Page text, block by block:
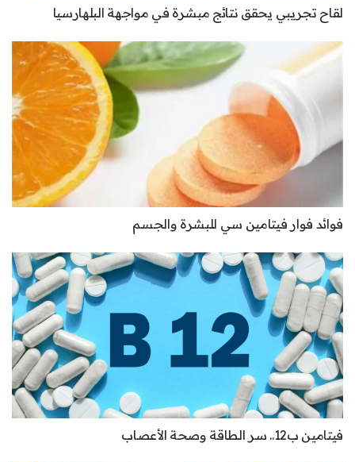
لقاح تجريبي يحقق نتائج مبشرة في مواجهة البلهارسيا
فوائد فوار فيتامين سي للبشرة والجسم
فيتامين ب12.. سر الطاقة وصحة الأعصاب